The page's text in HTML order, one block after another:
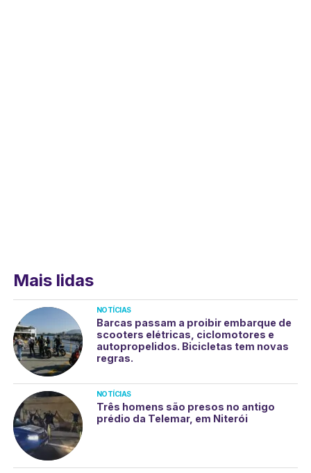
Mais lidas
NOTÍCIAS
Barcas passam a proibir embarque de
scooters elétricas, ciclomotores e
autopropelidos. Bicicletas tem novas
regras.
NOTÍCIAS
Três homens são presos no antigo
prédio da Telemar, em Niterói